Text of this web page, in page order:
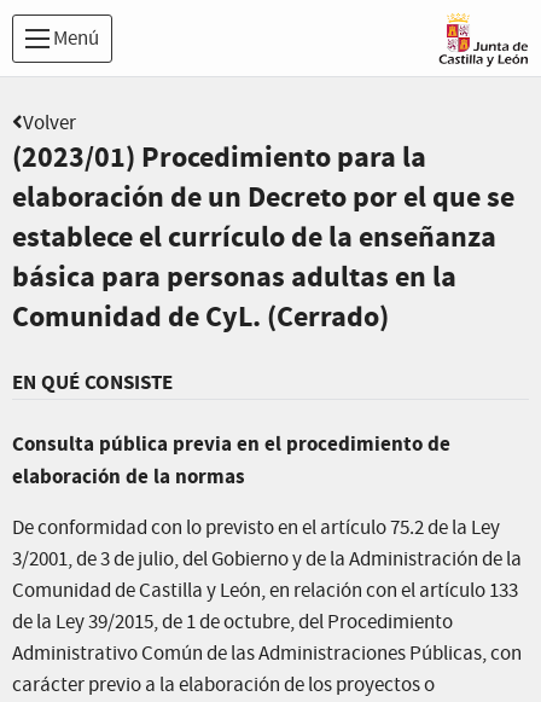
Menú
Volver
(2023/01) Procedimiento para la
elaboración de un Decreto por el que se
establece el currículo de la enseñanza
básica para personas adultas en la
Comunidad de CyL. (Cerrado)
EN QUÉ CONSISTE
Consulta pública previa en el procedimiento de
elaboración de la normas
De conformidad con lo previsto en el artículo 75.2 de la Ley
3/2001, de 3 de julio, del Gobierno y de la Administración de la
Comunidad de Castilla y León, en relación con el artículo 133
de la Ley 39/2015, de 1 de octubre, del Procedimiento
Administrativo Común de las Administraciones Públicas, con
carácter previo a la elaboración de los proyectos o